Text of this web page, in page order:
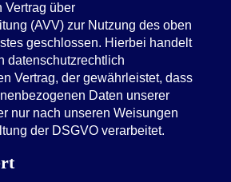
Vertrag über
(AVV) zur Nutzung des oben
geschlossen. Hierbei handelt
datenschutzrechtlich
Vertrag, der gewährleistet, dass
Daten unserer
nur nach unseren Weisungen
der DSGVO verarbeitet.